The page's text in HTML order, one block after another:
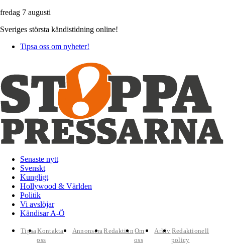
fredag 7 augusti
Sveriges största kändistidning online!
Tipsa oss om nyheter!
Senaste nytt
Svenskt
Kungligt
Hollywood & Världen
Politik
Vi avslöjar
Kändisar A-Ö
TipsaKontakta
oss
AnnonseraRedaktion Om
oss
Arkiv Redaktionell
policy